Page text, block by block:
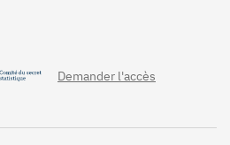
Demander l'accès